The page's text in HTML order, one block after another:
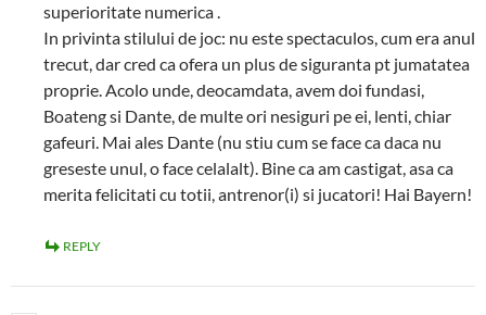
superioritate numerica .
In privinta stilului de joc: nu este spectaculos, cum era anul
trecut, dar cred ca ofera un plus de siguranta pt jumatatea
proprie. Acolo unde, deocamdata, avem doi fundasi,
Boateng si Dante, de multe ori nesiguri pe ei, lenti, chiar
gafeuri. Mai ales Dante (nu stiu cum se face ca daca nu
greseste unul, o face celalalt). Bine ca am castigat, asa ca
merita felicitati cu totii, antrenor(i) si jucatori! Hai Bayern!
REPLY